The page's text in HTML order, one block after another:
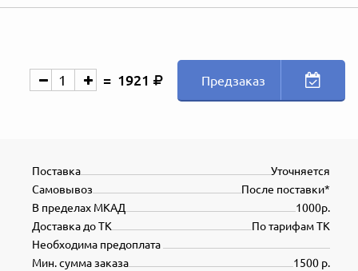
1921 Предзаказ
Уточняется
Поставка
После поставки*
Самовывоз
1000р.
В пределах МКАД
По тарифам ТК
Доставка до ТК
Необходима предоплата
1500 р.
Мин. сумма заказа